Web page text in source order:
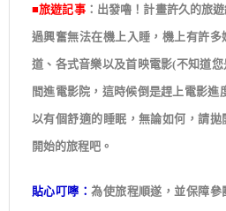
■旅遊記事：出發嚕！計畫許久的旅
過興奮無法在機上入睡，機上有許
道、各式音樂以及首映電影(不知道
間進電影院，這時候倒是趕上電影進
以有個舒適的睡眠，無論如何，請
開始的旅程吧。
貼心叮嚀：為使旅程順遂，並保障